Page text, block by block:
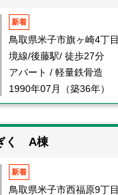
新着
鳥取県米子市旗ヶ崎4丁目
境線/後藤駅/ 徒歩27分
アパート / 軽量鉄骨造
1990年07月（築36年）
く A棟
新着
鳥取県米子市西福原9丁目